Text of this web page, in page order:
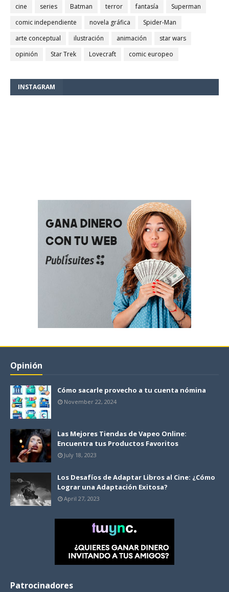
cine series Batman terror fantasía
Superman
comic independiente
novela gráfica
Spider-Man
arte conceptual
ilustración animación
star wars
opinión
Star Trek Lovecraft comic europeo
INSTAGRAM
Opinión
Cómo sacarle provecho a tu cuenta nómina
November 22, 2024
Las Mejores Tiendas de Vapeo Online:
Encuentra tus Productos Favoritos
July 18, 2023
Los Desafíos de Adaptar Libros al Cine: ¿Cómo
Lograr una Adaptación Exitosa?
April 27, 2023
Patrocinadores